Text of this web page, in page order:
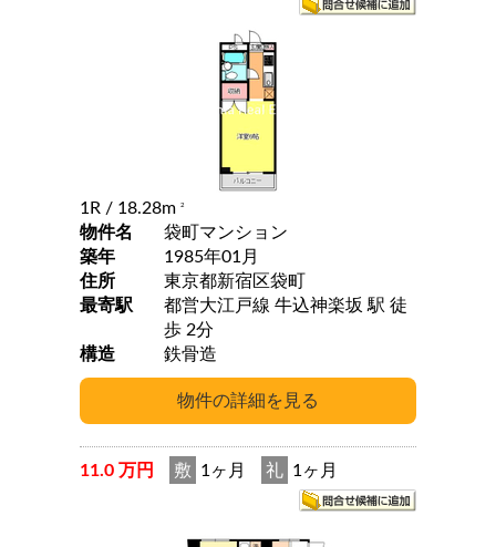
1R / 18.28m 2
物件名
袋町マンション
築年
1985年01月
住所
東京都新宿区袋町
最寄駅
都営大江戸線 牛込神楽坂 駅 徒
歩 2分
構造
鉄骨造
11.0 万円 敷 1ヶ月 礼 1ヶ月